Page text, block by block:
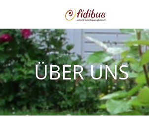
Zum Inhalt springen
ÜBER UNS